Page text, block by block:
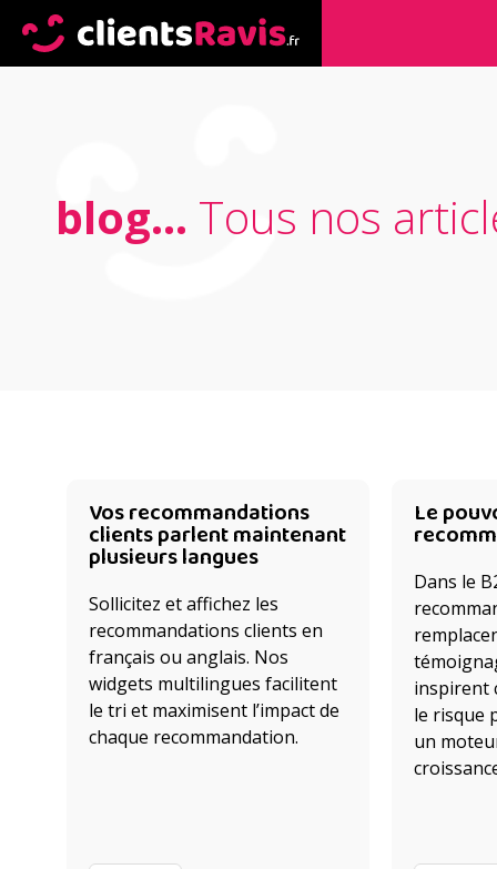
blog... Tous nos
Vos recommandations
clients parlent maintenant
plusieurs langues
Sollicitez et affichez les
recommandations clients en
français ou anglais. Nos
widgets multilingues facilitent
le tri et maximisent l’impact de
chaque recommandation.
Le
Dans le
inspirent
le risque
un